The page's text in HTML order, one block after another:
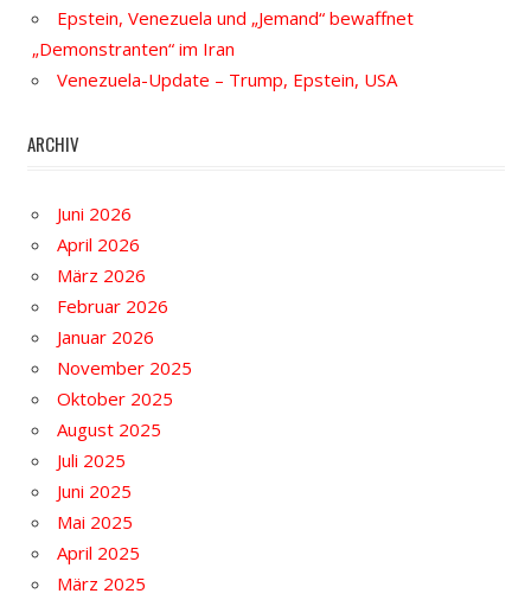
Epstein, Venezuela und „Jemand“ bewaffnet
„Demonstranten“ im Iran
Venezuela-Update – Trump, Epstein, USA
ARCHIV
Juni 2026
April 2026
März 2026
Februar 2026
Januar 2026
November 2025
Oktober 2025
August 2025
Juli 2025
Juni 2025
Mai 2025
April 2025
März 2025